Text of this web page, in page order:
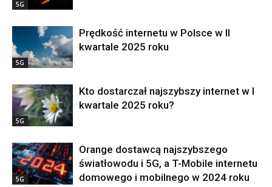
5G
5G
Prędkość internetu w Polsce w II
kwartale 2025 roku
5G
Kto dostarczał najszybszy internet w I
kwartale 2025 roku?
5G
Orange dostawcą najszybszego
światłowodu i 5G, a T-Mobile internetu
domowego i mobilnego w 2024 roku